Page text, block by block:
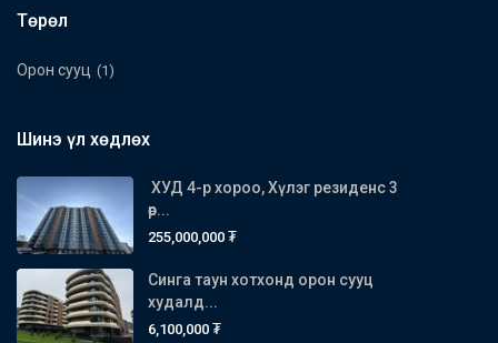
Төрөл
Орон сууц (1)
Шинэ үл хөдлөх
ХУД 4-р хороо, Хүлэг резиденс 3
өр...
255,000,000 ₮
Синга таун хотхонд орон сууц
худалд...
6,100,000 ₮